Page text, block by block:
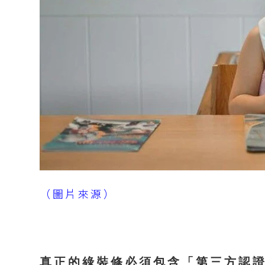
（圖片來源）
真正的綠裝修必須包含「第三方認